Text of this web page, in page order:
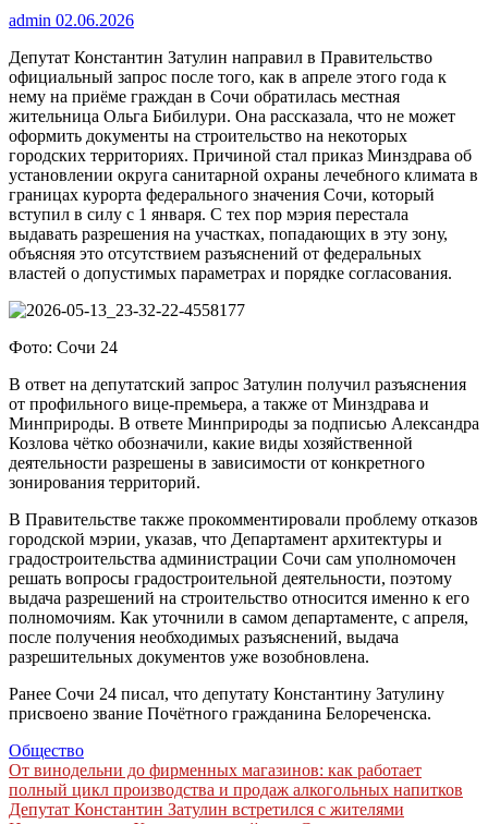
admin 02.06.2026
Депутат Константин Затулин направил в Правительство
официальный запрос после того, как в апреле этого года к
нему на приёме граждан в Сочи обратилась местная
жительница Ольга Бибилури. Она рассказала, что не может
оформить документы на строительство на некоторых
городских территориях. Причиной стал приказ Минздрава об
установлении округа санитарной охраны лечебного климата в
границах курорта федерального значения Сочи, который
вступил в силу с 1 января. С тех пор мэрия перестала
выдавать разрешения на участках, попадающих в эту зону,
объясняя это отсутствием разъяснений от федеральных
властей о допустимых параметрах и порядке согласования.
Фото: Сочи 24
В ответ на депутатский запрос Затулин получил разъяснения
от профильного вице-премьера, а также от Минздрава и
Минприроды. В ответе Минприроды за подписью Александра
Козлова чётко обозначили, какие виды хозяйственной
деятельности разрешены в зависимости от конкретного
зонирования территорий.
В Правительстве также прокомментировали проблему отказов
городской мэрии, указав, что Департамент архитектуры и
градостроительства администрации Сочи сам уполномочен
решать вопросы градостроительной деятельности, поэтому
выдача разрешений на строительство относится именно к его
полномочиям. Как уточнили в самом департаменте, с апреля,
после получения необходимых разъяснений, выдача
разрешительных документов уже возобновлена.
Ранее Сочи 24 писал, что депутату Константину Затулину
присвоено звание Почётного гражданина Белореченска.
Общество
Навигация
по
От винодельни до фирменных магазинов: как работает
полный цикл производства и продаж алкогольных напитков
Депутат Константин Затулин встретился с жителями